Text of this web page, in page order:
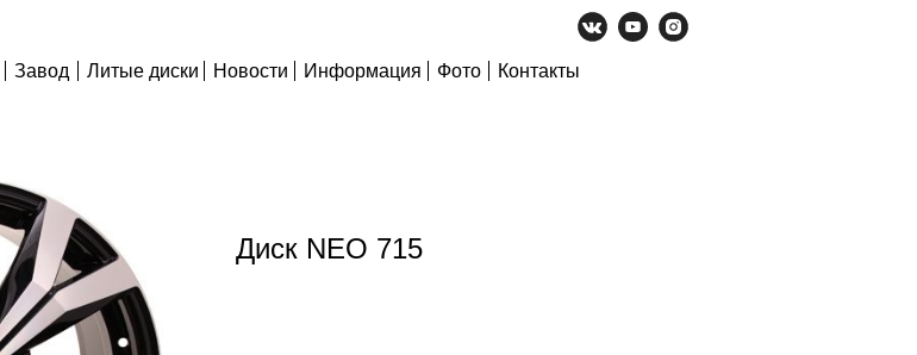
Завод Литые диски Новости Информация Фото Контакты
Диск NEO 715